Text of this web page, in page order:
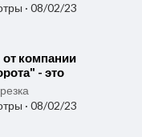
· 08/02/23
компании
- это
решение для
отдыха на свежем
· 08/02/23